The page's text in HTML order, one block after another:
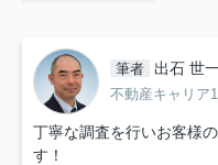
筆者 出石 世
不動産キャリア
丁寧な調査を行いお客様
す！